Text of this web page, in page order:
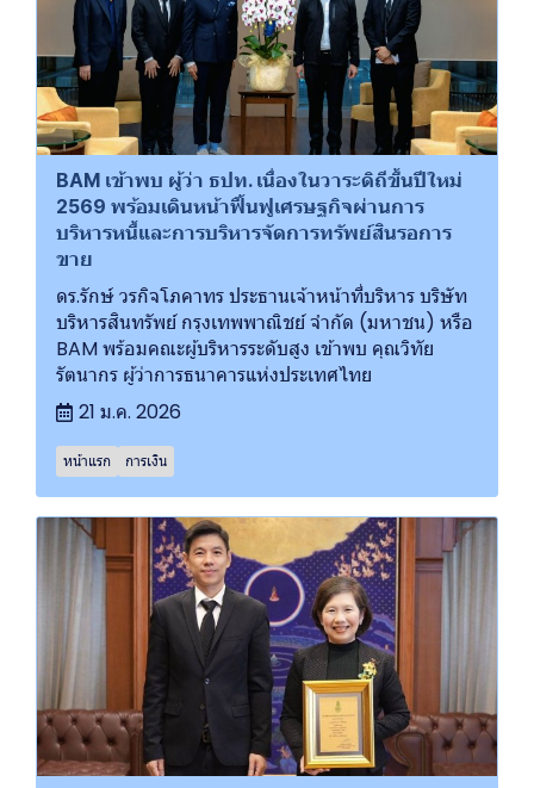
BAM เข้าพบ ผู้ว่า ธปท. เนื่องในวาระดิถีขึ้นปีใหม่
2569 พร้อมเดินหน้าฟื้นฟูเศรษฐกิจผ่านการ
บริหารหนี้และการบริหารจัดการทรัพย์สินรอการ
ขาย
ดร.รักษ์ วรกิจโภคาทร ประธานเจ้าหน้าที่บริหาร บริษัท
บริหารสินทรัพย์ กรุงเทพพาณิชย์ จำกัด (มหาชน) หรือ
BAM พร้อมคณะผู้บริหารระดับสูง เข้าพบ คุณวิทัย
รัตนากร ผู้ว่าการธนาคารแห่งประเทศไทย
21 ม.ค. 2026
หน้าแรก การเงิน